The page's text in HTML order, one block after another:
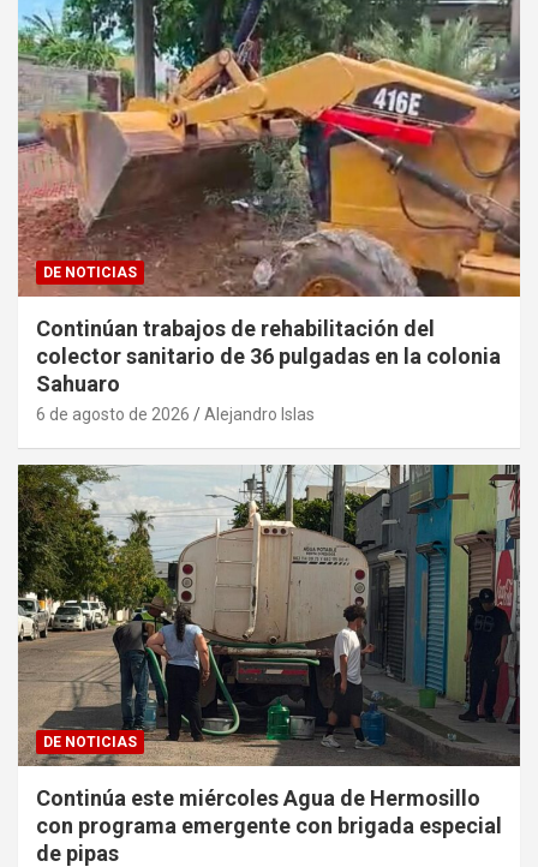
DE NOTICIAS
Continúan trabajos de rehabilitación del
colector sanitario de 36 pulgadas en la colonia
Sahuaro
6 de agosto de 2026 Alejandro Islas
DE NOTICIAS
Continúa este miércoles Agua de Hermosillo
con programa emergente con brigada especial
de pipas